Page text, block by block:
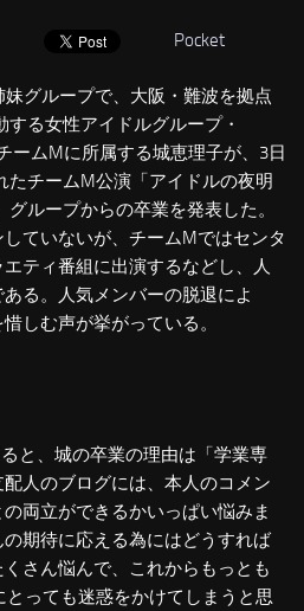
Pocket
妹グループで、大阪・難波を拠点
する女性アイドルグループ・
ームMに所属する城恵理子が、3日
たチームM公演「アイドルの夜明
グループからの卒業を発表した。
ていないが、チームMではセンタ
ティ番組に出演するなどし、人
る。人気メンバーの脱退によ
しむ声が挙がっている。
と、城の卒業の理由は「学業専
人のブログには、本人のコメン
両立ができるかいっぱい悩みま
期待に応える為にはどうすれば
さん悩んで、これからもっとも
とっても迷惑をかけてしまうと思